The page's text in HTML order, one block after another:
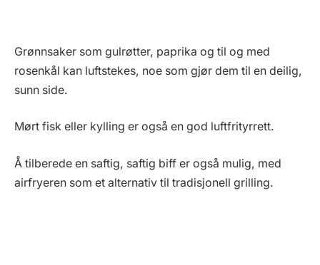
Grønnsaker som gulrøtter, paprika og til og med
rosenkål kan luftstekes, noe som gjør dem til en deilig,
sunn side.
Mørt fisk eller kylling er også en god luftfrityrrett.
Å tilberede en saftig, saftig biff er også mulig, med
airfryeren som et alternativ til tradisjonell grilling.